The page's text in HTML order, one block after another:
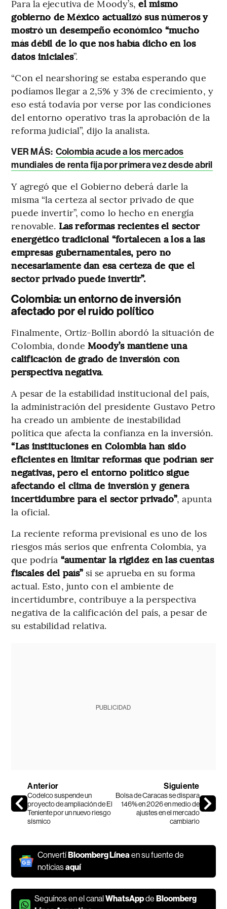
Para la ejecutiva de Moody’s,el mismo
gobierno de México actualizó sus números y
mostró un desempeño económico “mucho
más débil de lo que nos había dicho en los
datos iniciales”.
“Con el nearshoring se estaba esperando que
podíamos llegar a 2,5% y 3% de crecimiento, y
eso está todavía por verse por las condiciones
del entorno operativo tras la aprobación de la
reforma judicial”, dijo la analista.
VER MÁS: Colombia acude a los mercados
mundiales de renta fija por primera vez desde abril
Y agregó que el Gobierno deberá darle la
misma “la certeza al sector privado de que
puede invertir”, como lo hecho en energía
renovable. Las reformas recientes el sector
energético tradicional “fortalecen a los a las
empresas gubernamentales, pero no
necesariamente dan esa certeza de que el
sector privado puede invertir”.
Colombia: un entorno de inversión
afectado por el ruido político
Finalmente, Ortiz-Bollin abordó la situación de
Colombia, donde Moody’s mantiene una
calificación de grado de inversión con
perspectiva negativa.
A pesar de la estabilidad institucional del país,
la administración del presidente Gustavo Petro
ha creado un ambiente de inestabilidad
política que afecta la confianza en la inversión.
“Las instituciones en Colombia han sido
eficientes en limitar reformas que podrían ser
negativas, pero el entorno político sigue
afectando el clima de inversión y genera
incertidumbre para el sector privado”, apunta
la oficial.
La reciente reforma previsional es uno de los
riesgos más serios que enfrenta Colombia, ya
que podría “aumentar la rigidez en las cuentas
fiscales del país”si se aprueba en su forma
actual. Esto, junto con el ambiente de
incertidumbre, contribuye a la perspectiva
negativa de la calificación del país, a pesar de
su estabilidad relativa.
PUBLICIDAD
Anterior
Codelco suspende un
proyecto de ampliación de El
Teniente por un nuevo riesgo
sísmico
Siguiente
Bolsa de Caracas se dispara
146% en 2026 en medio de
ajustes en el mercado
cambiario
ConvertíBloomberg Líneaen su fuente de
noticiasaquí
Seguínos en el canalWhatsAppdeBloomberg